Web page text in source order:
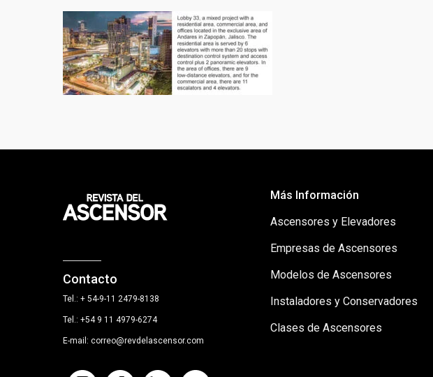
Contacto
Tel.: + 54-9-11 2479-8138
Tel.: +54 9 11 4979-6274
E-mail: correo@revdelascensor.com
Más Información
Ascensores y Elevadores
Empresas de Ascensores
Modelos de Ascensores
Instaladores y Conservadores
Clases de Ascensores